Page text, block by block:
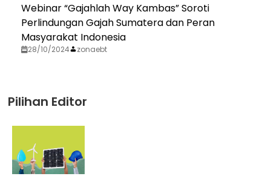
Webinar “Gajahlah Way Kambas” Soroti
Perlindungan Gajah Sumatera dan Peran
Masyarakat Indonesia
28/10/2024 zonaebt
Pilihan Editor